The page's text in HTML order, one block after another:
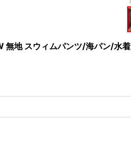
無地 スウィムパンツ/海パン/水